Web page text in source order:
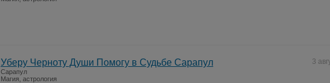
3
Уберу Черноту Души Помогу в Судьбе Сарапул
Сарапул
Магия, астрология